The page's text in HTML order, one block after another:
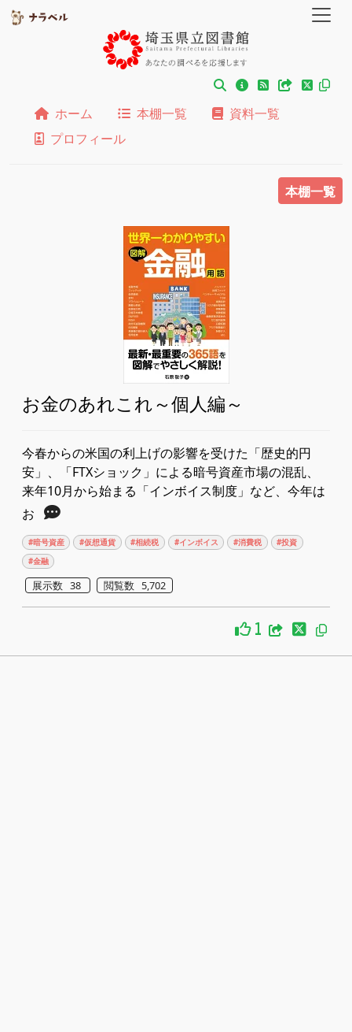
ホーム 本棚一覧
資料一覧
プロフィール
本棚一覧
お金のあれこれ～個人編～
今春からの米国の利上げの影響を受けた「歴史的円
安」、「FTXショック」による暗号資産市場の混乱、
来年10月から始まる「インボイス制度」など、今年は
お
#暗号資産 #仮想通貨 #相続税 #インボイス #消費税
#投資
#金融
展示数 38 閲覧数 5,702
1